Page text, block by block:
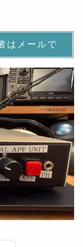
はメールで